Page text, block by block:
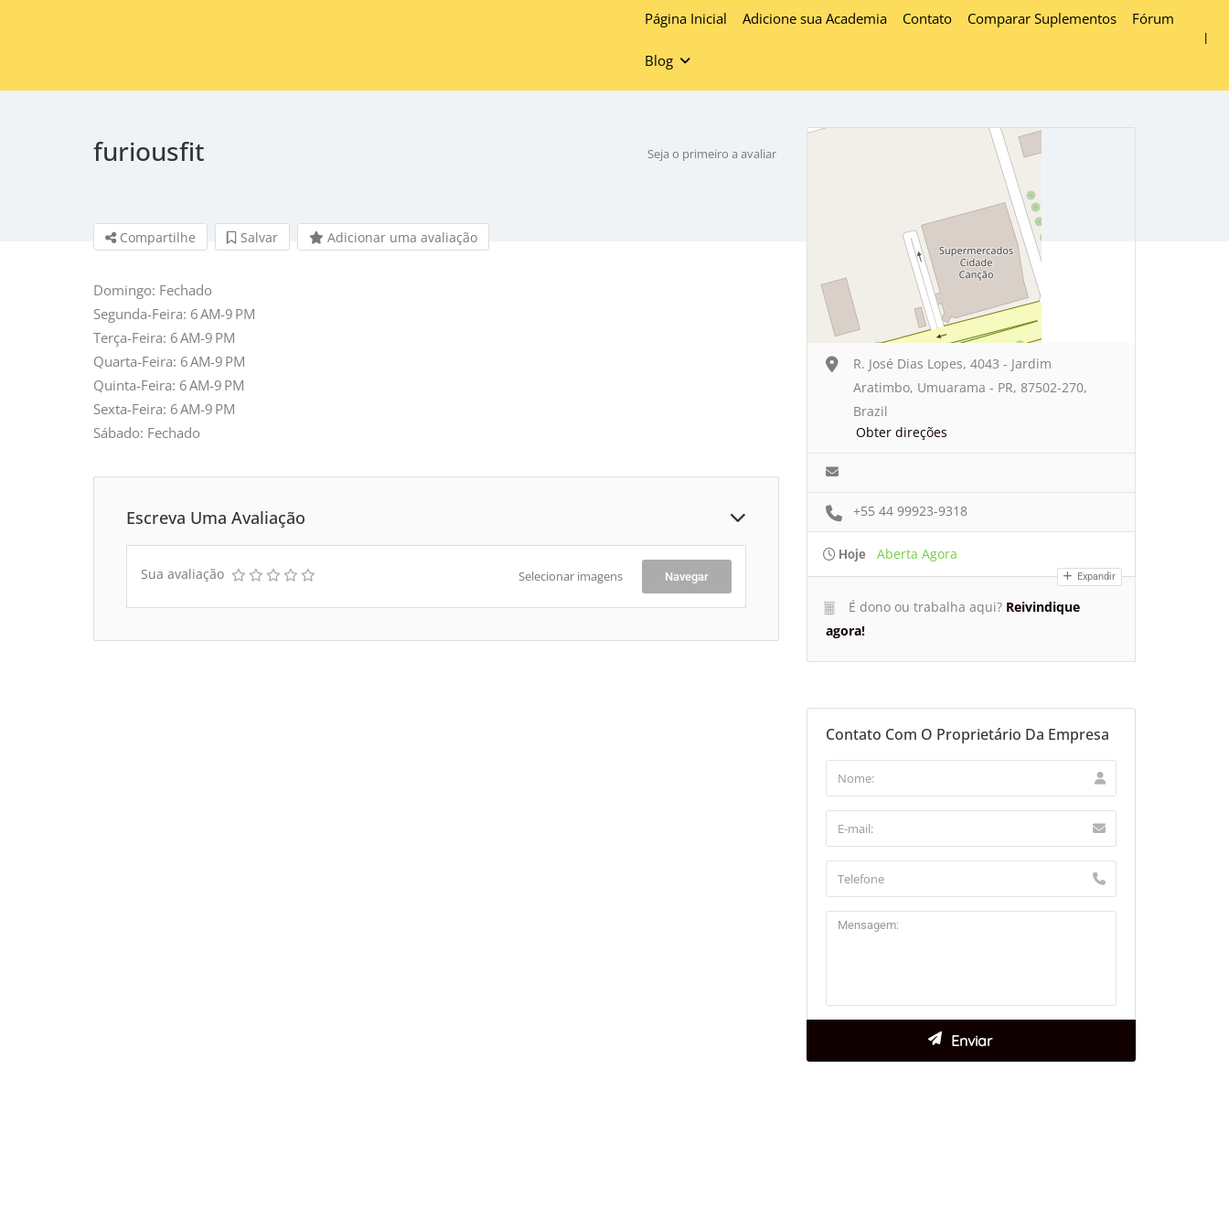
Página Inicial Adicione sua Academia Contato Comparar Suplementos Fórum
Blog
furiousfit Seja o primeiro a avaliar
Compartilhe Salvar Adicionar uma avaliação
Domingo: Fechado
Segunda-Feira: 6 AM-9 PM
Terça-Feira: 6 AM-9 PM
Quarta-Feira: 6 AM-9 PM
Quinta-Feira: 6 AM-9 PM
Sexta-Feira: 6 AM-9 PM
Sábado: Fechado
Escreva Uma Avaliação
Sua avaliação Selecionar imagens Navegar
R. José Dias Lopes, 4043 - Jardim
Aratimbo, Umuarama - PR, 87502-270,
Brazil
Obter direções
+55 44 99923-9318
Hoje Aberta Agora
Expandir
É dono ou trabalha aqui? Reivindique
agora!
Contato Com O Proprietário Da Empresa